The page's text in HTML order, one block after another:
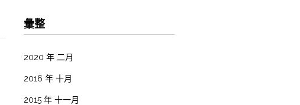
彙整
2020 年 二月
2016 年 十月
2015 年 十一月